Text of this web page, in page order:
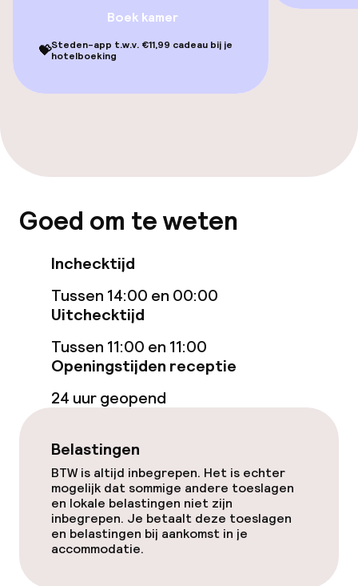
TV lounge
Eet- en drinkgelegenheden
Wasservice
Beleid
dan de 5 kg)
Boek kamer
💝Steden-app t.w.v. €11,99 cadeau bij je
hotelboeking
Goed om te weten
Inchecktijd
Tussen 14:00 en 00:00
Uitchecktijd
Tussen 11:00 en 11:00
Openingstijden receptie
24 uur geopend
Belastingen
BTW is altijd inbegrepen. Het is echter
mogelijk dat sommige andere toeslagen
en lokale belastingen niet zijn
inbegrepen. Je betaalt deze toeslagen
en belastingen bij aankomst in je
accommodatie.